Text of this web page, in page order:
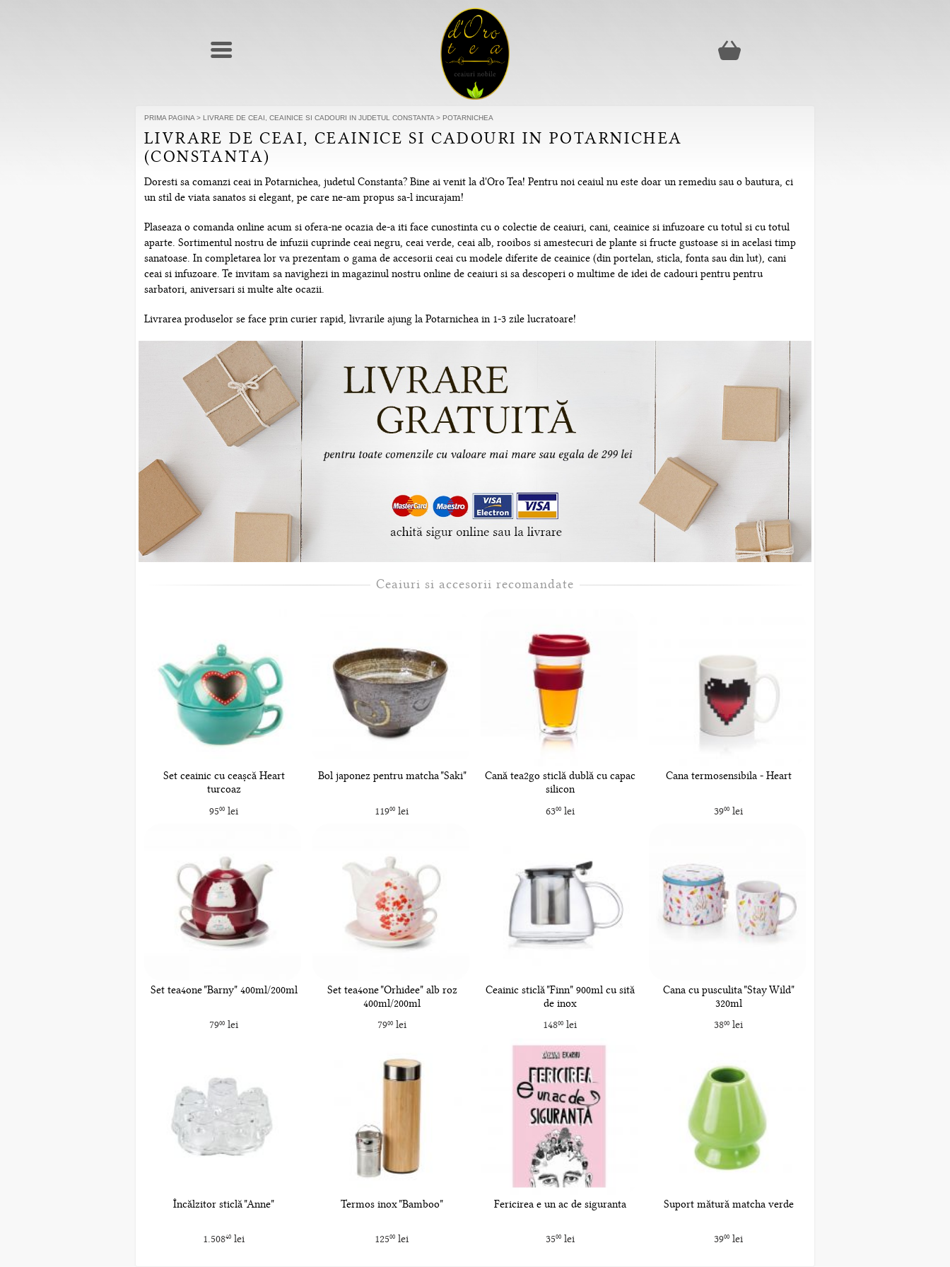
PRIMA PAGINA > LIVRARE DE CEAI, CEAINICE SI CADOURI IN JUDETUL CONSTANTA > POTARNICHEA
LIVRARE DE CEAI, CEAINICE SI CADOURI IN POTARNICHEA
(CONSTANTA)
Doresti sa comanzi ceai in Potarnichea, judetul Constanta? Bine ai venit la d'Oro Tea! Pentru noi ceaiul nu este doar un remediu sau o bautura, ci
un stil de viata sanatos si elegant, pe care ne-am propus sa-l incurajam!
Plaseaza o comanda online acum si ofera-ne ocazia de-a iti face cunostinta cu o colectie de ceaiuri, cani, ceainice si infuzoare cu totul si cu totul
aparte. Sortimentul nostru de infuzii cuprinde ceai negru, ceai verde, ceai alb, rooibos si amestecuri de plante si fructe gustoase si in acelasi timp
sanatoase. In completarea lor va prezentam o gama de accesorii ceai cu modele diferite de ceainice (din portelan, sticla, fonta sau din lut), cani
ceai si infuzoare. Te invitam sa navighezi in magazinul nostru online de ceaiuri si sa descoperi o multime de idei de cadouri pentru pentru
sarbatori, aniversari si multe alte ocazii.
Livrarea produselor se face prin curier rapid, livrarile ajung la Potarnichea in 1-3 zile lucratoare!
Ceaiuri si accesorii recomandate
Set ceainic cu ceașcă Heart
turcoaz
9500lei
Bol japonez pentru matcha "Saki"
11900 lei
Cană tea2go sticlă dublă cu capac
silicon
6300lei
Cana termosensibila - Heart
3900lei
Set tea4one "Barny" 400ml/200ml
7900lei
Set tea4one "Orhidee" alb roz
400ml/200ml
7900lei
Ceainic sticlă "Finn" 900ml cu sită
de inox
14800 lei
Cana cu pusculita "Stay Wild"
320ml
3800lei
Încălzitor sticlă "Anne"
1.50840lei
Termos inox "Bamboo"
12500 lei
Fericirea e un ac de siguranta
3500lei
Suport mătură matcha verde
3900lei